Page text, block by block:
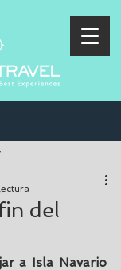
del
a Isla Navario